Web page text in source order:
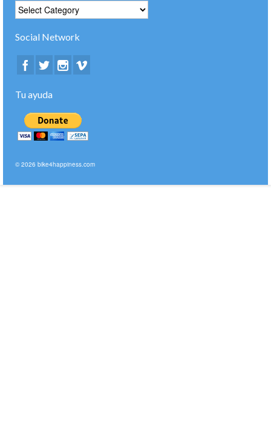
Categorias
Social Network
Tu ayuda
© 2026 bike4happiness.com